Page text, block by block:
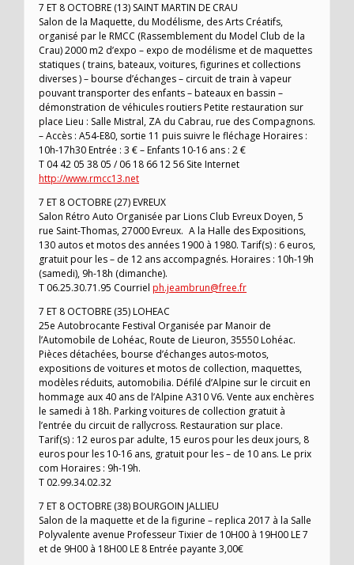
7 ET 8 OCTOBRE (13) SAINT MARTIN DE CRAU
Salon de la Maquette, du Modélisme, des Arts Créatifs,
organisé par le RMCC (Rassemblement du Model Club de la
Crau) 2000 m2 d’expo – expo de modélisme et de maquettes
statiques ( trains, bateaux, voitures, figurines et collections
diverses ) – bourse d’échanges – circuit de train à vapeur
pouvant transporter des enfants – bateaux en bassin –
démonstration de véhicules routiers Petite restauration sur
place Lieu : Salle Mistral, ZA du Cabrau, rue des Compagnons.
– Accès : A54-E80, sortie 11 puis suivre le fléchage Horaires :
10h-17h30 Entrée : 3 € – Enfants 10-16 ans : 2 €
T 04 42 05 38 05 / 06 18 66 12 56 Site Internet
http://www.rmcc13.net
7 ET 8 OCTOBRE (27) EVREUX
Salon Rétro Auto Organisée par Lions Club Evreux Doyen, 5
rue Saint-Thomas, 27000 Evreux. A la Halle des Expositions,
130 autos et motos des années 1900 à 1980. Tarif(s) : 6 euros,
gratuit pour les – de 12 ans accompagnés. Horaires : 10h-19h
(samedi), 9h-18h (dimanche).
T 06.25.30.71.95 Courriel ph.jeambrun@free.fr
7 ET 8 OCTOBRE (35) LOHEAC
25e Autobrocante Festival Organisée par Manoir de
l’Automobile de Lohéac, Route de Lieuron, 35550 Lohéac.
Pièces détachées, bourse d’échanges autos-motos,
expositions de voitures et motos de collection, maquettes,
modèles réduits, automobilia. Défilé d’Alpine sur le circuit en
hommage aux 40 ans de l’Alpine A310 V6. Vente aux enchères
le samedi à 18h. Parking voitures de collection gratuit à
l’entrée du circuit de rallycross. Restauration sur place.
Tarif(s) : 12 euros par adulte, 15 euros pour les deux jours, 8
euros pour les 10-16 ans, gratuit pour les – de 10 ans. Le prix
com Horaires : 9h-19h.
T 02.99.34.02.32
7 ET 8 OCTOBRE (38) BOURGOIN JALLIEU
Salon de la maquette et de la figurine – replica 2017 à la Salle
Polyvalente avenue Professeur Tixier de 10H00 à 19H00 LE 7
et de 9H00 à 18H00 LE 8 Entrée payante 3,00€